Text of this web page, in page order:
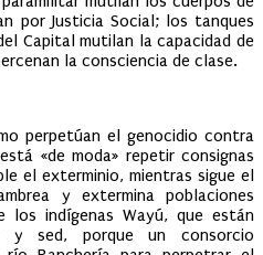
por Justicia Social; los tanques
Capital mutilan la capacidad de
la consciencia de clase.
perpetúan el genocidio contra
«de moda» repetir consignas
el exterminio, mientras sigue el
y extermina poblaciones
indígenas Wayú, que están
y sed, porque un consorcio